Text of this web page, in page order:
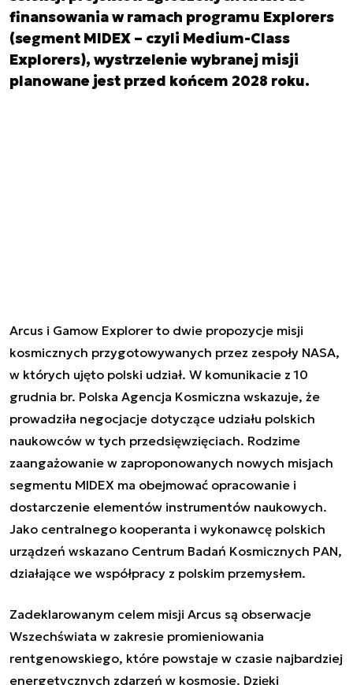
finansowania w ramach programu Explorers
(segment MIDEX – czyli Medium-Class
Explorers), wystrzelenie wybranej misji
planowane jest przed końcem 2028 roku.
Arcus i Gamow Explorer to dwie propozycje misji
kosmicznych przygotowywanych przez zespoły NASA,
w których ujęto polski udział. W komunikacie z 10
grudnia br. Polska Agencja Kosmiczna wskazuje, że
prowadziła negocjacje dotyczące udziału polskich
naukowców w tych przedsięwzięciach. Rodzime
zaangażowanie w zaproponowanych nowych misjach
segmentu MIDEX ma obejmować opracowanie i
dostarczenie elementów instrumentów naukowych.
Jako centralnego kooperanta i wykonawcę polskich
urządzeń wskazano Centrum Badań Kosmicznych PAN,
działające we współpracy z polskim przemysłem.
Zadeklarowanym celem misji Arcus są obserwacje
Wszechświata w zakresie promieniowania
rentgenowskiego, które powstaje w czasie najbardziej
energetycznych zdarzeń w kosmosie. Dzięki